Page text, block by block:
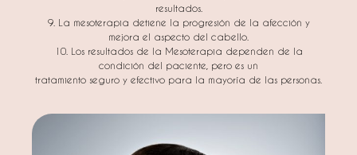
resultados.
9. La mesoterapia detiene la progresión de la afección y
mejora el aspecto del cabello.
10. Los resultados de la Mesoterapia dependen de la
condición del paciente, pero es un
tratamiento seguro y efectivo para la mayoría de las personas.